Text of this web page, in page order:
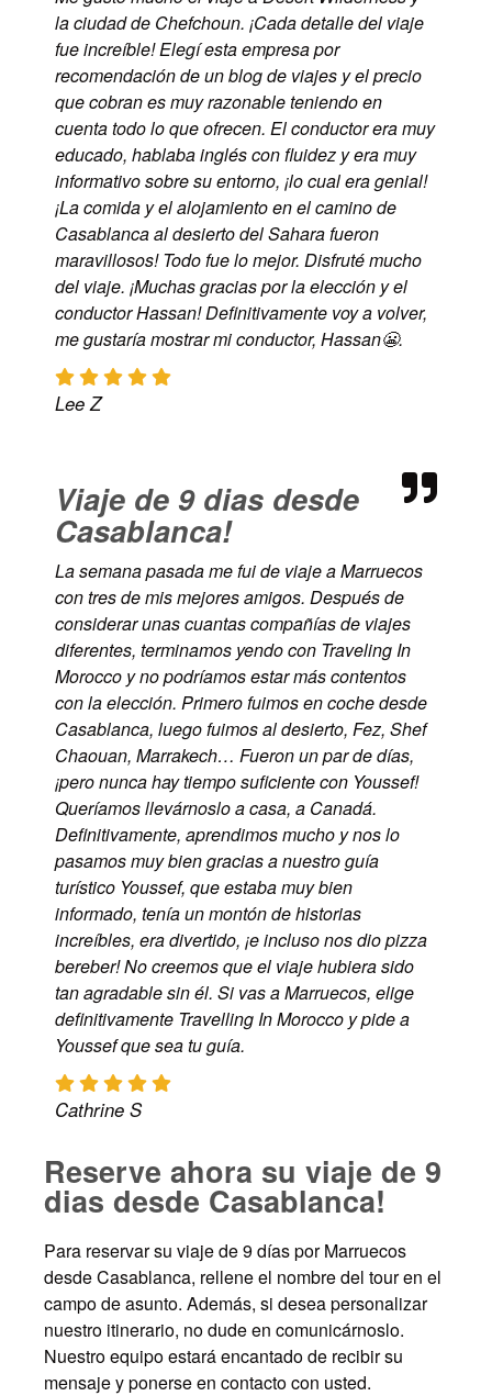
la ciudad de Chefchoun. ¡Cada detalle del viaje
fue increíble! Elegí esta empresa por
recomendación de un blog de viajes y el precio
que cobran es muy razonable teniendo en
cuenta todo lo que ofrecen. El conductor era muy
educado, hablaba inglés con fluidez y era muy
informativo sobre su entorno, ¡lo cual era genial!
¡La comida y el alojamiento en el camino de
Casablanca al desierto del Sahara fueron
maravillosos! Todo fue lo mejor. Disfruté mucho
del viaje. ¡Muchas gracias por la elección y el
conductor Hassan! Definitivamente voy a volver,
me gustaría mostrar mi conductor, Hassan😬.
Lee Z
Viaje de 9 dias desde
Casablanca!
La semana pasada me fui de viaje a Marruecos
con tres de mis mejores amigos. Después de
considerar unas cuantas compañías de viajes
diferentes, terminamos yendo con Traveling In
Morocco y no podríamos estar más contentos
con la elección. Primero fuimos en coche desde
Casablanca, luego fuimos al desierto, Fez, Shef
Chaouan, Marrakech… Fueron un par de días,
¡pero nunca hay tiempo suficiente con Youssef!
Queríamos llevárnoslo a casa, a Canadá.
Definitivamente, aprendimos mucho y nos lo
pasamos muy bien gracias a nuestro guía
turístico Youssef, que estaba muy bien
informado, tenía un montón de historias
increíbles, era divertido, ¡e incluso nos dio pizza
bereber! No creemos que el viaje hubiera sido
tan agradable sin él. Si vas a Marruecos, elige
definitivamente Travelling In Morocco y pide a
Youssef que sea tu guía.
Cathrine S
Reserve ahora su viaje de 9
dias desde Casablanca!
Para reservar su viaje de 9 días por Marruecos
desde Casablanca, rellene el nombre del tour en el
campo de asunto. Además, si desea personalizar
nuestro itinerario, no dude en comunicárnoslo.
Nuestro equipo estará encantado de recibir su
mensaje y ponerse en contacto con usted.